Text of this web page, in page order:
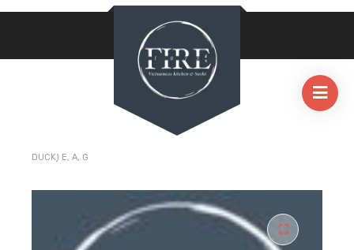
DUCK) E, A, G